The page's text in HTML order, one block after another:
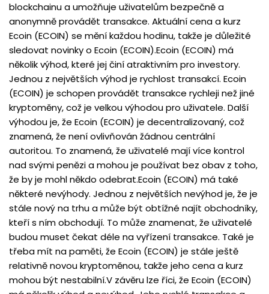
blockchainu a umožňuje uživatelům bezpečně a
anonymně provádět transakce. Aktuální cena a kurz
Ecoin (ECOIN) se mění každou hodinu, takže je důležité
sledovat novinky o Ecoin (ECOIN).Ecoin (ECOIN) má
několik výhod, které jej činí atraktivním pro investory.
Jednou z největších výhod je rychlost transakcí. Ecoin
(ECOIN) je schopen provádět transakce rychleji než jiné
kryptoměny, což je velkou výhodou pro uživatele. Další
výhodou je, že Ecoin (ECOIN) je decentralizovaný, což
znamená, že není ovlivňován žádnou centrální
autoritou. To znamená, že uživatelé mají více kontrol
nad svými penězi a mohou je používat bez obav z toho,
že by je mohl někdo odebrat.Ecoin (ECOIN) má také
některé nevýhody. Jednou z největších nevýhod je, že je
stále nový na trhu a může být obtížné najít obchodníky,
kteří s ním obchodují. To může znamenat, že uživatelé
budou muset čekat déle na vyřízení transakce. Také je
třeba mít na paměti, že Ecoin (ECOIN) je stále ještě
relativně novou kryptoměnou, takže jeho cena a kurz
mohou být nestabilní.V závěru lze říci, že Ecoin (ECOIN)